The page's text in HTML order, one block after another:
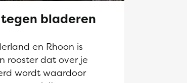
bladeren
en Rhoon is
rooster dat over je
wordt waardoor